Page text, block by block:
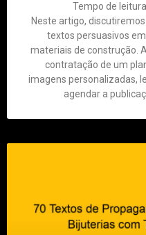
Tempo de
Neste artigo,
textos persuasivos
materiais de construção.
contratação de um
imagens personalizadas,
agendar a